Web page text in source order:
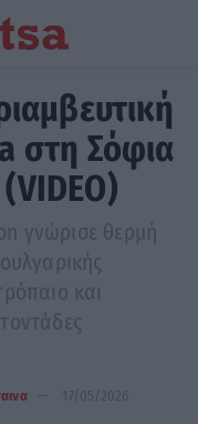
στη Σόφια
γνώρισε θερμή
και
17/05/2026